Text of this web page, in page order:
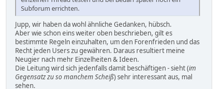
Subforum errichten.
Jupp, wir haben da wohl ähnliche Gedanken, hübsch.
Aber wie schon eins weiter oben beschrieben, gilt es
bestimmte Regeln einzuhalten, um den Forenfrieden und das
Recht jeden Users zu gewähren. Daraus resultiert meine
Neugier nach mehr Einzelheiten & Ideen.
Die Leitung wird sich jedenfalls damit beschäftigen - sieht (im
Gegensatz zu so manchem Scheiß) sehr interessant aus, mal
sehen.